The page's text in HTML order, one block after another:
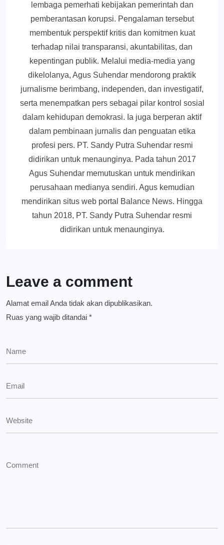
lembaga pemerhati kebijakan pemerintah dan
pemberantasan korupsi. Pengalaman tersebut
membentuk perspektif kritis dan komitmen kuat
terhadap nilai transparansi, akuntabilitas, dan
kepentingan publik. Melalui media-media yang
dikelolanya, Agus Suhendar mendorong praktik
jurnalisme berimbang, independen, dan investigatif,
serta menempatkan pers sebagai pilar kontrol sosial
dalam kehidupan demokrasi. Ia juga berperan aktif
dalam pembinaan jurnalis dan penguatan etika
profesi pers. PT. Sandy Putra Suhendar resmi
didirikan untuk menaunginya. Pada tahun 2017
Agus Suhendar memutuskan untuk mendirikan
perusahaan medianya sendiri. Agus kemudian
mendirikan situs web portal Balance News. Hingga
tahun 2018, PT. Sandy Putra Suhendar resmi
didirikan untuk menaunginya.
Leave a comment
Alamat email Anda tidak akan dipublikasikan.
Ruas yang wajib ditandai *